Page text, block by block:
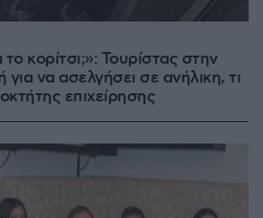
κορίτσι;»: Τουρίστας στην
για να ασελγήσει σε ανήλικη, τι
επιχείρησης